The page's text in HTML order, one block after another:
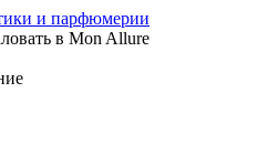
в Mon Allure